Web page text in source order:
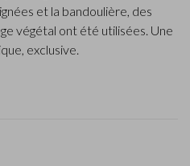
et la bandoulière, des
végétal ont été utilisées. Une
exclusive.